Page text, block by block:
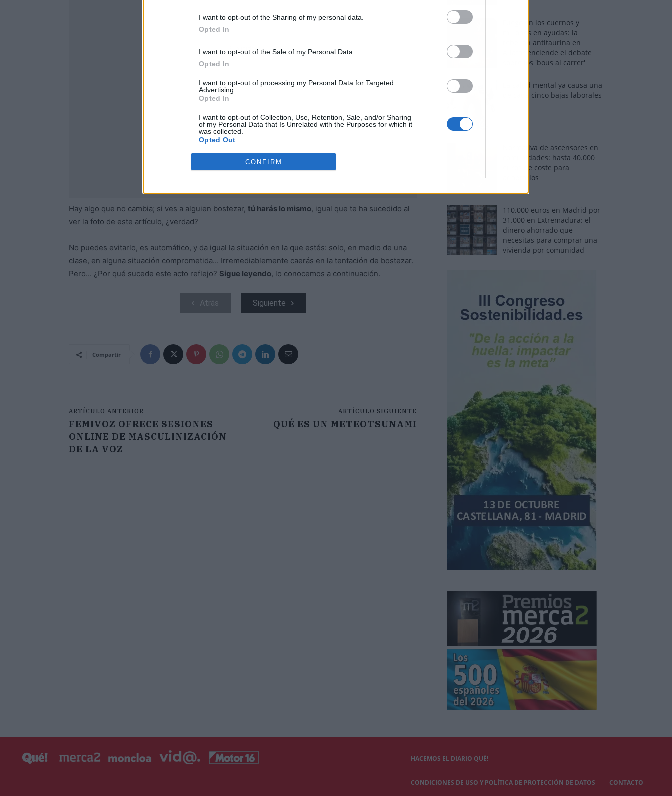
I want to opt-out of the Sharing of my personal data.
Opted In
I want to opt-out of the Sale of my Personal Data.
Opted In
I want to opt-out of processing my Personal Data for Targeted
Advertising.
Opted In
I want to opt-out of Collection, Use, Retention, Sale, and/or Sharing
of my Personal Data that Is Unrelated with the Purposes for which it
was collected.
Opted Out
CONFIRM
Publicidad
Hay algo que no cambia; si ves a alguien bostezar, tú harás lo mismo, igual que te ha sucedido al
ver la foto de este artículo, ¿verdad?
No puedes evitarlo, es automático, y da igual la situación en la que estés: solo, en medio de una
clase, en alguna situación comprometida... Irremediablemente caerás en la tentación de bostezar.
Pero... ¿Por qué sucede este acto reflejo? Sigue leyendo, lo conocemos a continuación.
Atrás Siguiente
Compartir
ARTÍCULO ANTERIOR
FEMIVOZ OFRECE SESIONES
ONLINE DE MASCULINIZACIÓN
DE LA VOZ
ARTÍCULO SIGUIENTE
QUÉ ES UN METEOTSUNAMI
Fuego en los cuernos y
millones en ayudas: la
rebelión antitaurina en
Alfafar enciende el debate
sobre los 'bous al carrer'
La salud mental ya causa una
de cada cinco bajas laborales
Normativa de ascensores en
comunidades: hasta 40.000
euros de coste para
adaptarlos
110.000 euros en Madrid por
31.000 en Extremadura: el
dinero ahorrado que
necesitas para comprar una
vivienda por comunidad
HACEMOS EL DIARIO QUÉ!
CONDICIONES DE USO Y POLÍTICA DE PROTECCIÓN DE DATOS CONTACTO